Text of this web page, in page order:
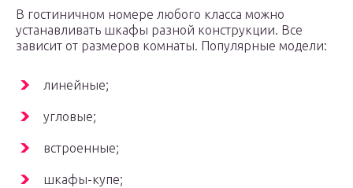
В гостиничном номере любого класса можно
устанавливать шкафы разной конструкции. Все
зависит от размеров комнаты. Популярные модели:
линейные;
угловые;
встроенные;
шкафы-купе;